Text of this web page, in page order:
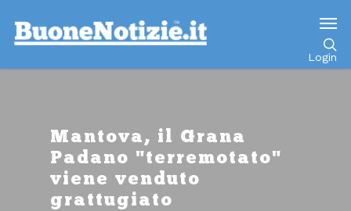
Login
Mantova, il Grana
Padano "terremotato"
viene venduto
grattugiato
Go to mobile version